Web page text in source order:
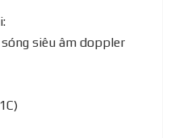
siêu âm doppler